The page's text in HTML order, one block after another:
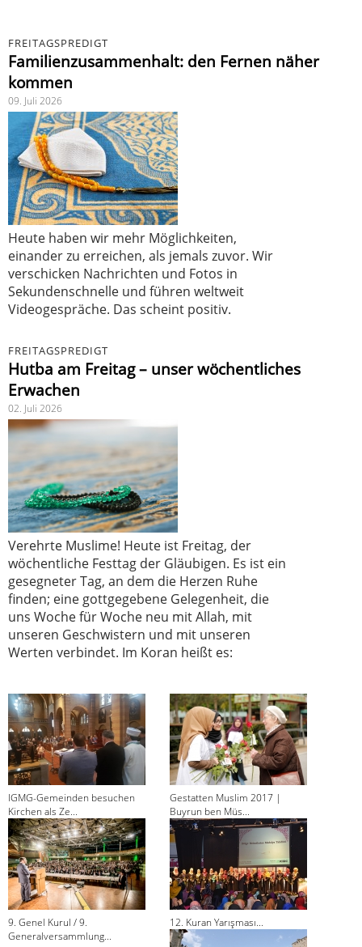
FREITAGSPREDIGT
Familienzusammenhalt: den Fernen näher
kommen
09. Juli 2026
Heute haben wir mehr Möglichkeiten,
einander zu erreichen, als jemals zuvor. Wir
verschicken Nachrichten und Fotos in
Sekundenschnelle und führen weltweit
Videogespräche. Das scheint positiv.
FREITAGSPREDIGT
Hutba am Freitag – unser wöchentliches
Erwachen
02. Juli 2026
Verehrte Muslime! Heute ist Freitag, der
wöchentliche Festtag der Gläubigen. Es ist ein
gesegneter Tag, an dem die Herzen Ruhe
finden; eine gottgegebene Gelegenheit, die
uns Woche für Woche neu mit Allah, mit
unseren Geschwistern und mit unseren
Werten verbindet. Im Koran heißt es:
IGMG-Gemeinden besuchen
Kirchen als Ze...
Gestatten Muslim 2017 |
Buyrun ben Müs...
9. Genel Kurul / 9.
Generalversammlung...
12. Kuran Yarışması...